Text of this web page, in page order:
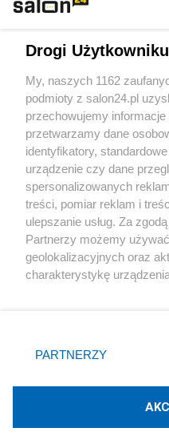
Sport
Społeczeństwo
Kultura
X Facebook
Technologię
Drogi
My, naszych 1162
podmioty z salon24.pl
przechowujemy
przetwarzamy dane
identyfikatory,
urządzenie czy dane
spersonalizowanych
treści, pomiar reklam i
ulepszanie usług. Za
Partnerzy możemy
geolokalizacyjnych oraz
charakterystykę
zmienić/wycofać klikając
znajdujący się w lewym
rodzaje przetwarzania
użytkownika, ale masz
PARTNERZY